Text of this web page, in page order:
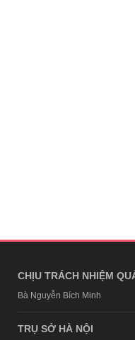
CHỊU TRÁCH NHIỆM
Bà Nguyễn Bích Minh
TRỤ SỞ HÀ NỘI